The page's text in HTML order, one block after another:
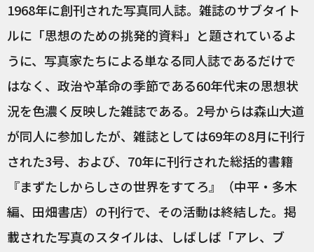
1968年に創刊された写真同人誌。雑誌のサブタイト
ルに「思想のための挑発的資料」と題されているよ
うに、写真家たちによる単なる同人誌であるだけで
はなく、政治や革命の季節である60年代末の思想状
況を色濃く反映した雑誌である。2号からは森山大道
が同人に参加したが、雑誌としては69年の8月に刊行
された3号、および、70年に刊行された総括的書籍
『まずたしからしさの世界をすてろ』（中平・多木
編、田畑書店）の刊行で、その活動は終結した。掲
載された写真のスタイルは、しばしば「アレ、ブ